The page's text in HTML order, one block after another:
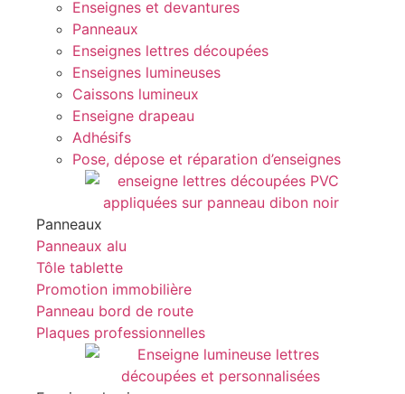
Enseignes et devantures
Panneaux
Enseignes lettres découpées
Enseignes lumineuses
Caissons lumineux
Enseigne drapeau
Adhésifs
Pose, dépose et réparation d’enseignes
Panneaux
Panneaux alu
Tôle tablette
Promotion immobilière
Panneau bord de route
Plaques professionnelles